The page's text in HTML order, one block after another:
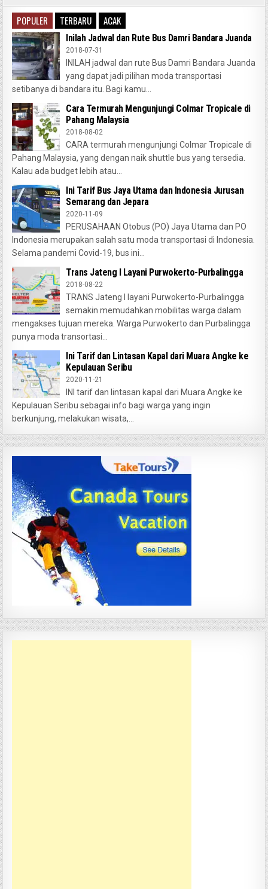
POPULER TERBARU ACAK
Inilah Jadwal dan Rute Bus Damri Bandara Juanda
2018-07-31
INILAH jadwal dan rute Bus Damri Bandara Juanda
yang dapat jadi pilihan moda transportasi
setibanya di bandara itu. Bagi kamu...
Cara Termurah Mengunjungi Colmar Tropicale di
Pahang Malaysia
2018-08-02
CARA termurah mengunjungi Colmar Tropicale di
Pahang Malaysia, yang dengan naik shuttle bus yang tersedia.
Kalau ada budget lebih atau...
Ini Tarif Bus Jaya Utama dan Indonesia Jurusan
Semarang dan Jepara
2020-11-09
PERUSAHAAN Otobus (PO) Jaya Utama dan PO
Indonesia merupakan salah satu moda transportasi di Indonesia.
Selama pandemi Covid-19, bus ini...
Trans Jateng I Layani Purwokerto-Purbalingga
2018-08-22
TRANS Jateng I layani Purwokerto-Purbalingga
semakin memudahkan mobilitas warga dalam
mengakses tujuan mereka. Warga Purwokerto dan Purbalingga
punya moda transortasi...
Ini Tarif dan Lintasan Kapal dari Muara Angke ke
Kepulauan Seribu
2020-11-21
INI tarif dan lintasan kapal dari Muara Angke ke
Kepulauan Seribu sebagai info bagi warga yang ingin
berkunjung, melakukan wisata,...